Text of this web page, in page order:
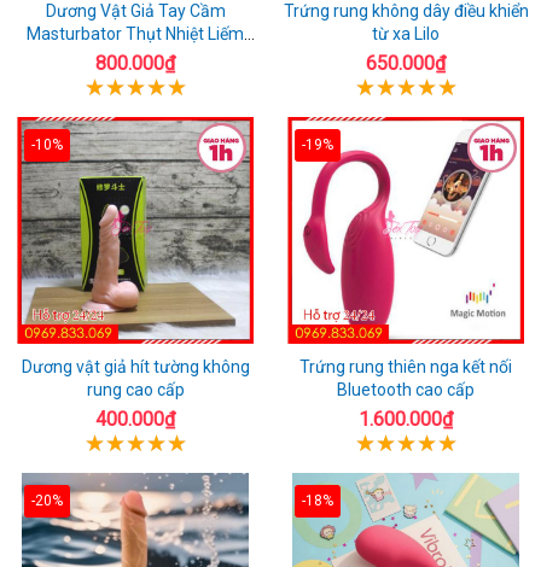
Dương Vật Giả Tay Cầm
Masturbator Thụt Nhiệt Liếm
Rung
800.000₫
Trứng rung không dây điều khiển
từ xa Lilo
650.000₫
-10%
Dương vật giả hít tường không
rung cao cấp
400.000₫
-19%
Trứng rung thiên nga kết nối
Bluetooth cao cấp
1.600.000₫
-20% -18%